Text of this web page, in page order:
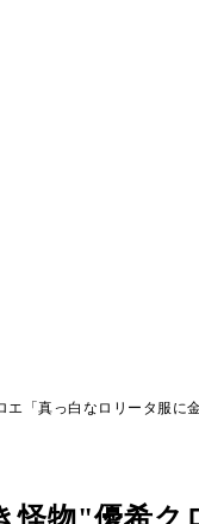
「真っ白なロリータ服に
物"優希ク